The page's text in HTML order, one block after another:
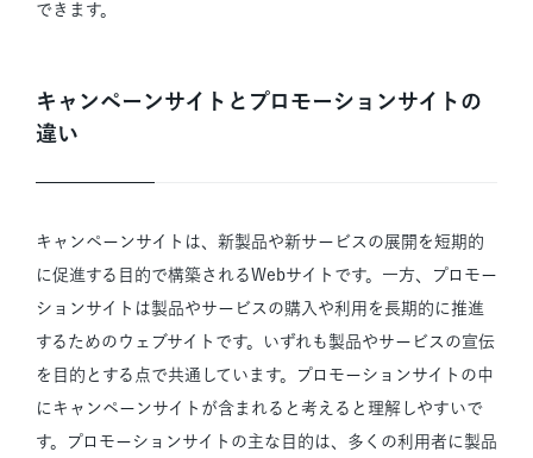
できます。
キャンペーンサイトとプロモーションサイトの
違い
キャンペーンサイトは、新製品や新サービスの展開を短期的
に促進する目的で構築されるWebサイトです。一方、プロモー
ションサイトは製品やサービスの購入や利用を長期的に推進
するためのウェブサイトです。いずれも製品やサービスの宣伝
を目的とする点で共通しています。プロモーションサイトの中
にキャンペーンサイトが含まれると考えると理解しやすいで
す。プロモーションサイトの主な目的は、多くの利用者に製品